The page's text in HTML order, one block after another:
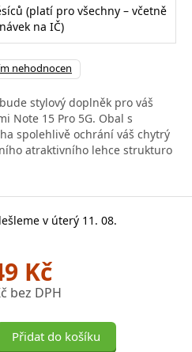
(platí pro všechny – včetně
na IČ)
nehodnocen
stylový doplněk pro váš
Note 15 Pro 5G. Obal s
spolehlivě ochrání váš chytrý
atraktivního lehce strukturo
v úterý 11. 08.
Kč
bez DPH
Přidat do košíku